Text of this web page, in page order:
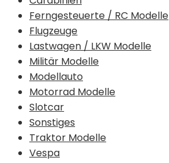
Ferngesteuerte / RC Modelle
Flugzeuge
Lastwagen / LKW Modelle
Militär Modelle
Modellauto
Motorrad Modelle
Slotcar
Sonstiges
Traktor Modelle
Vespa